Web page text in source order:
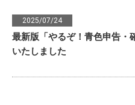
2025/07/24
最新版「やるぞ！青色申告・
いたしました